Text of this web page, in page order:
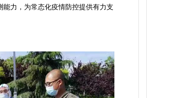
力，为常态化疫情防控提供有力支